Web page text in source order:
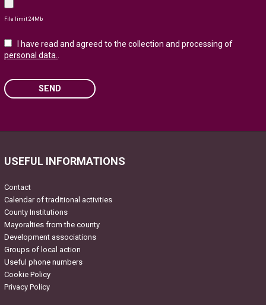
File limit 24Mb
I have read and agreed to the collection and processing of
personal data..
SEND
USEFUL INFORMATIONS
Contact
Calendar of traditional activities
County Institutions
Mayoralties from the county
Development associations
Groups of local action
Useful phone numbers
Cookie Policy
Privacy Policy